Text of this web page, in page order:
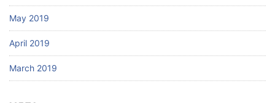
May 2019
April 2019
March 2019